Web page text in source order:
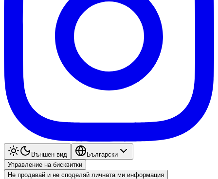
Външен вид
Български
Управление на бисквитки
Не продавай и не споделяй личната ми информация